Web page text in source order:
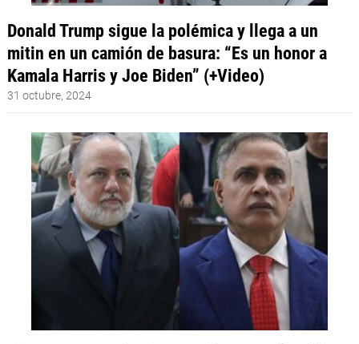
Donald Trump sigue la polémica y llega a un
mitin en un camión de basura: “Es un honor a
Kamala Harris y Joe Biden” (+Video)
31 octubre, 2024